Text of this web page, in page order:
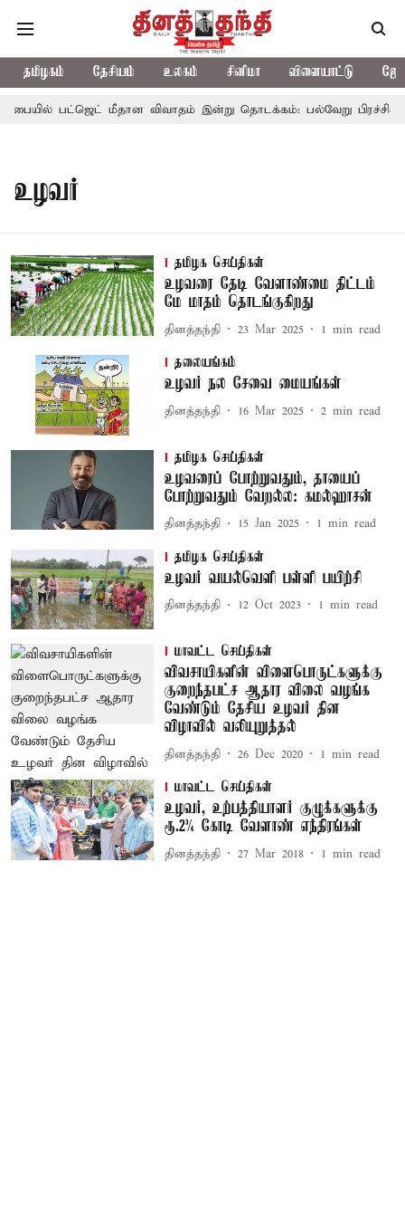
தமிழகம் தேசியம் உலகம் சினிமா விளையாட்டு
பட்ஜெட் மீதான விவாதம் இன்று தொடக்கம்: பல்வேறு
உழவர்
தமிழக செய்திகள்
உழவரை தேடி வேளாண்மை திட்டம்
மே மாதம் தொடங்குகிறது
தினத்தந்தி 23 Mar 2025 1 min read
தலையங்கம்
உழவர் நல சேவை மையங்கள்
தினத்தந்தி 16 Mar 2025 2 min read
தமிழக செய்திகள்
உழவரைப் போற்றுவதும், தாயைப்
போற்றுவதும் வேறல்ல: கமல்ஹாசன்
தினத்தந்தி 15 Jan 2025 1 min read
தமிழக செய்திகள்
உழவர் வயல்வெளி பள்ளி பயிற்சி
தினத்தந்தி 12 Oct 2023 1 min read
மாவட்ட செய்திகள்
விவசாயிகளின் விளைபொருட்களுக்கு
குறைந்தபட்ச ஆதார விலை வழங்க
வேண்டும் தேசிய உழவர் தின
விழாவில் வலியுறுத்தல்
தினத்தந்தி 26 Dec 2020 1 min read
மாவட்ட செய்திகள்
உழவர், உற்பத்தியாளர் குழுக்களுக்கு
ரூ.2¾ கோடி வேளாண் எந்திரங்கள்
தினத்தந்தி 27 Mar 2018 1 min read